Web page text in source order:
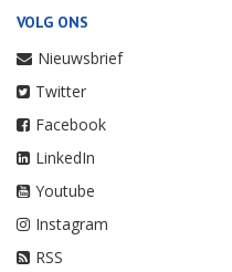
VOLG ONS
Nieuwsbrief
Twitter
Facebook
LinkedIn
Youtube
Instagram
RSS